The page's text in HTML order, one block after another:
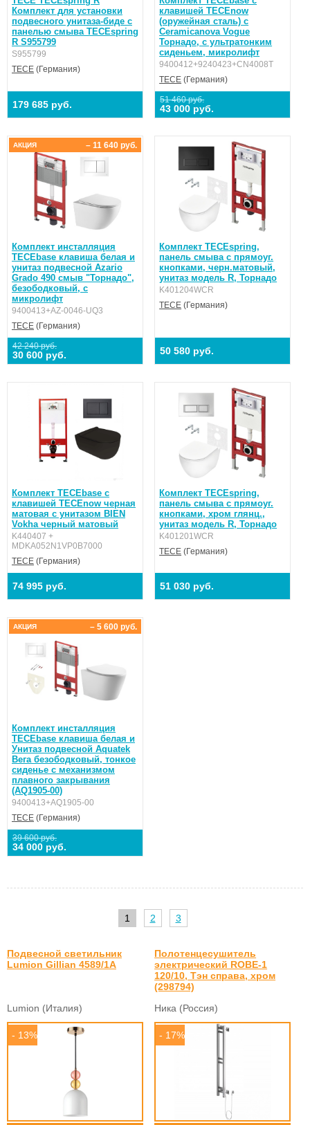
Комплект для установки
подвесного унитаза-биде с
панелью смыва TECEspring
R S955799
S955799
TECE (Германия)
179 685 руб.
клавишей ТЕСЕnow
(оружейная сталь) с
Ceramicanova Vogue
Торнадо, с ультратонким
сиденьем, микролифт
9400412+9240423+CN4008T
TECE (Германия)
51 460 руб.
43 000 руб.
Комплект инсталляция
TECEbase клавиша белая и
унитаз подвесной Azario
Grado 490 смыв "Торнадо",
безободковый, с
микролифт
9400413+AZ-0046-UQ3
TECE (Германия)
42 240 руб.
30 600 руб.
– 11 640 руб.
АКЦИЯ
Комплект TECEspring,
панель смыва с прямоуг.
кнопками, черн.матовый,
унитаз модель R, Торнадо
K401204WCR
TECE (Германия)
50 580 руб.
Комплект TECEbase с
клавишей ТЕСЕnow черная
матовая с унитазом BIEN
Vokha черный матовый
K440407 +
MDKA052N1VP0B7000
TECE (Германия)
74 995 руб.
Комплект TECEspring,
панель смыва с прямоуг.
кнопками, хром глянц.,
унитаз модель R, Торнадо
K401201WCR
TECE (Германия)
51 030 руб.
Комплект инсталляция
TECEbase клавиша белая и
Унитаз подвесной Aquatek
Вега безободковый, тонкое
сиденье с механизмом
плавного закрывания
(AQ1905-00)
9400413+AQ1905-00
TECE (Германия)
39 600 руб.
34 000 руб.
– 5 600 руб.
АКЦИЯ
1 2 3
Подвесной светильник
Lumion Gillian 4589/1A
Lumion (Италия)
- 13%
Полотенцесушитель
электрический ROBE-1
120/10, Тэн справа, хром
(298794)
Ника (Россия)
- 17%